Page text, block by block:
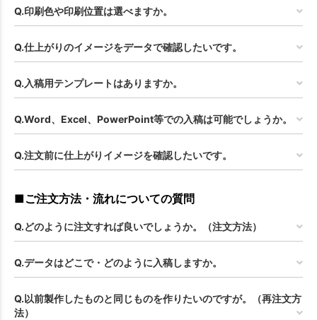
Q.印刷色や印刷位置は選べますか。
Q.仕上がりのイメージをデータで確認したいです。
Q.入稿用テンプレートはありますか。
Q.Word、Excel、PowerPoint等での入稿は可能でしょうか。
Q.注文前に仕上がりイメージを確認したいです。
■ご注文方法・流れについての質問
Q.どのように注文すれば良いでしょうか。（注文方法）
Q.データはどこで・どのように入稿しますか。
Q.以前製作したものと同じものを作りたいのですが。（再注文方
法）